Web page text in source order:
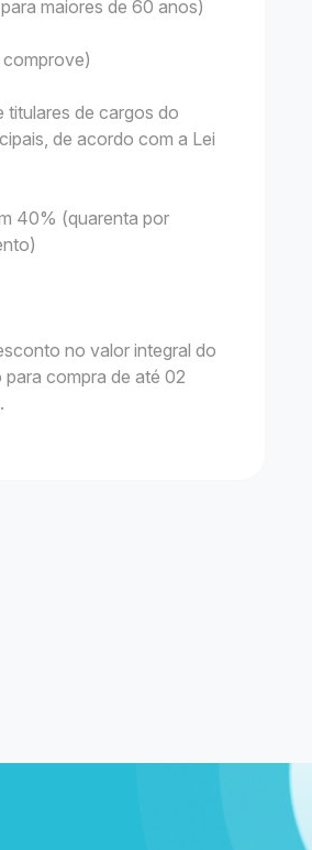
maiores de 60 anos)
titulares de cargos do
de acordo com a Lei
40% (quarenta por
no valor integral do
compra de até 02